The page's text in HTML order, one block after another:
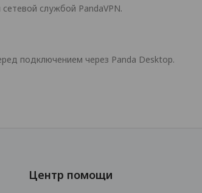
службой PandaVPN.
подключением через Panda Desktop.
Центр помощи